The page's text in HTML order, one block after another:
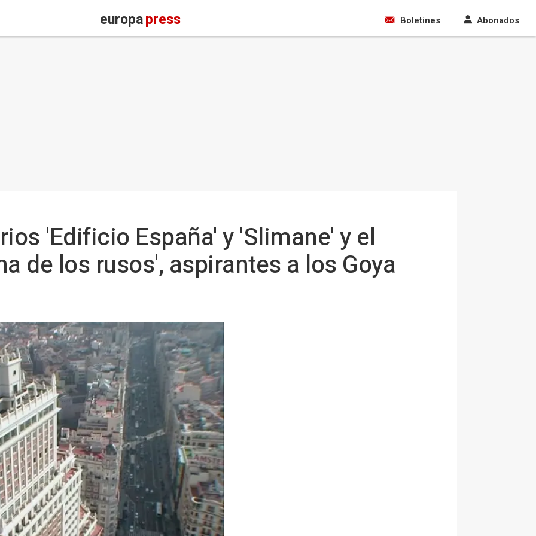
europapress Boletines Abonados
'Edificio España' y 'Slimane' y el
de los rusos', aspirantes a los Goya